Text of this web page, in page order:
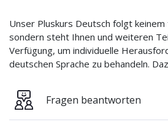
Unser Pluskurs Deutsch folgt
sondern steht Ihnen und weiteren
Verfügung, um individuelle
deutschen Sprache zu behandeln.
Fragen beantworten